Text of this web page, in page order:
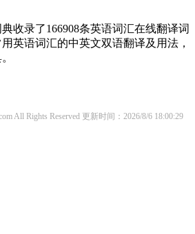
收录了166908条英语词汇在线翻译词
英语词汇的中英文双语翻译及用法，
All Rights Reserved 更新时间：2026/8/6 18:00:29